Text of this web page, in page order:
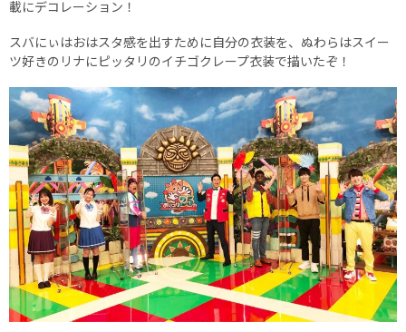
載にデコレーション！
スバにぃはおはスタ感を出すために自分の衣装を、ぬわらはスイー
ツ好きのリナにピッタリのイチゴクレープ衣装で描いたぞ！